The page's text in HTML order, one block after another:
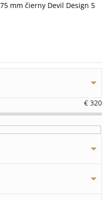
mm čierny Devil Design 5
€ 320